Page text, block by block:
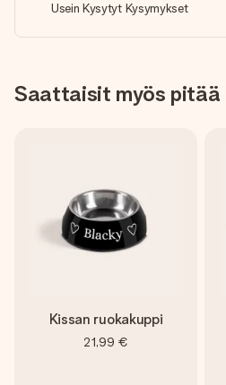
Usein Kysytyt Kysymykset
Saattaisit myös pitää
Kissan ruokakuppi
21,99 €